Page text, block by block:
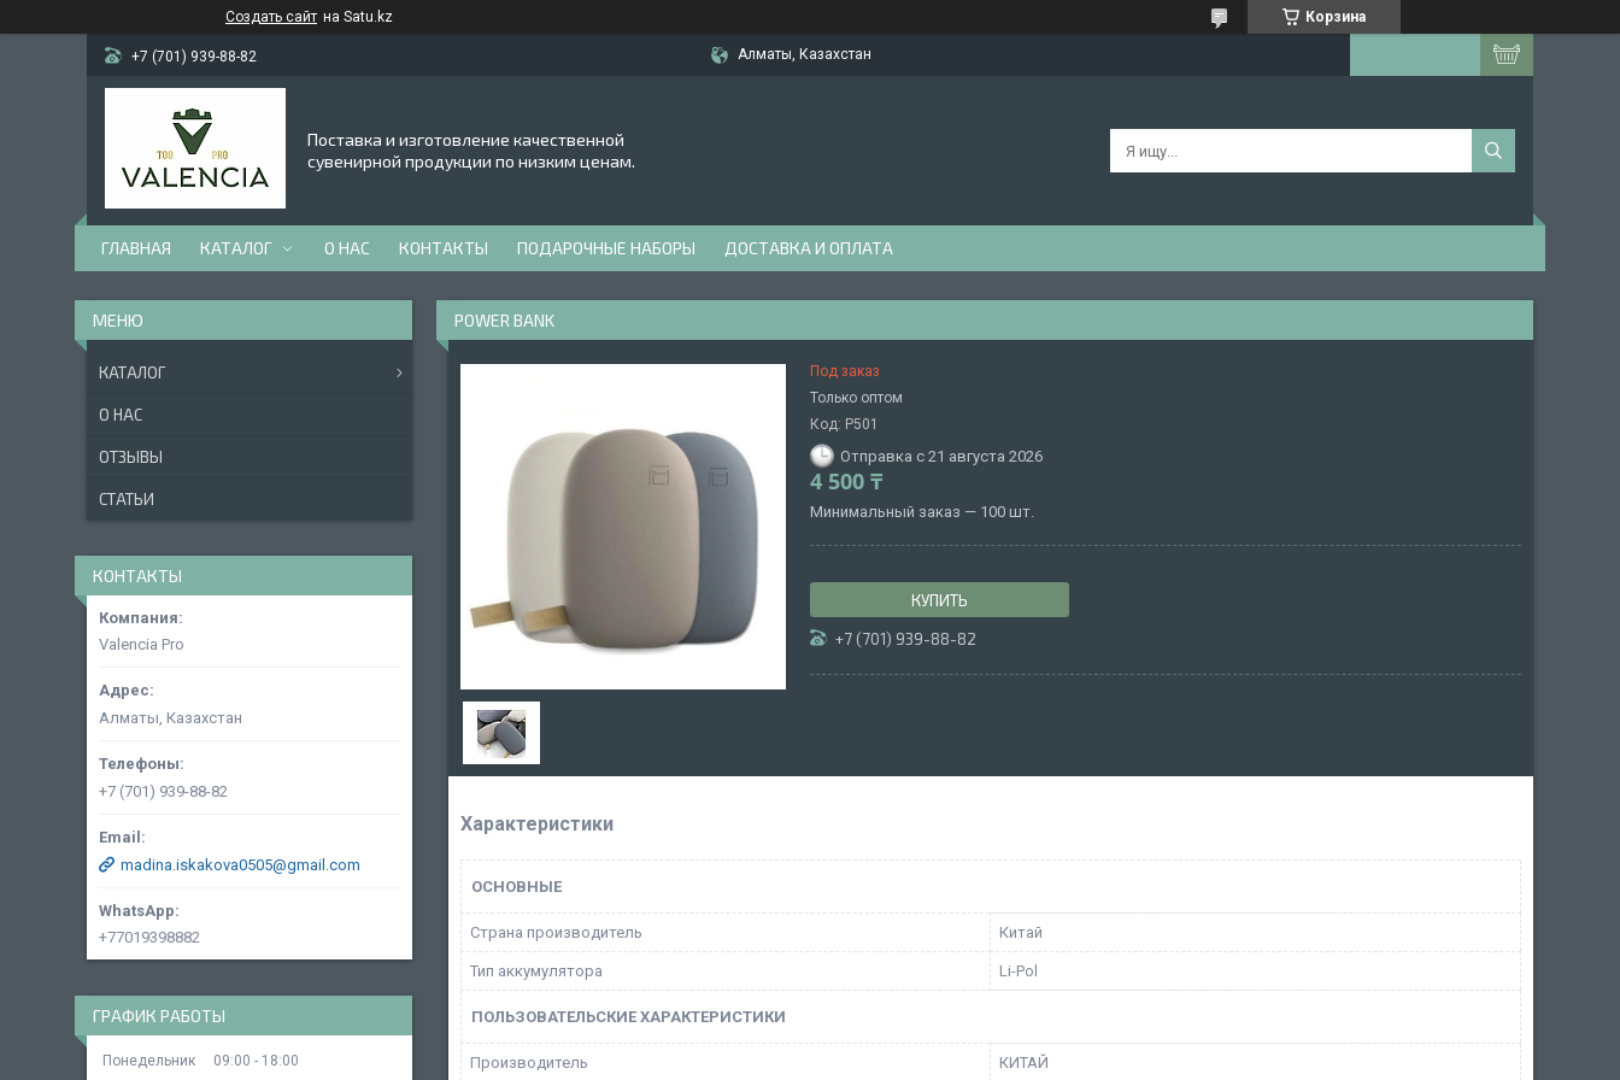
Создать сайт на Satu.kz Корзина
+7 (701) 939-88-82 Алматы, Казахстан
Поставка и изготовление качественной
сувенирной продукции по низким ценам.
ГЛАВНАЯ КАТАЛОГ О НАС КОНТАКТЫ ПОДАРОЧНЫЕ НАБОРЫ ДОСТАВКА И ОПЛАТА
POWER BANK
Под заказ
Только оптом
Код: P501
Отправка с 21 августа 2026
4 500 ₸
Минимальный заказ — 100 шт.
КУПИТЬ
+7 (701) 939-88-82
Характеристики
ОСНОВНЫЕ
Страна производитель Китай
Тип аккумулятора Li-Pol
ПОЛЬЗОВАТЕЛЬСКИЕ ХАРАКТЕРИСТИКИ
Производитель КИТАЙ
КАТАЛОГ
О НАС
ОТЗЫВЫ
СТАТЬИ
КОНТАКТЫ
Valencia Pro
Алматы, Казахстан
+7 (701) 939-88-82
madina.iskakova0505@gmail.com
+77019398882
ГРАФИК РАБОТЫ
Понедельник 09:00
18:00